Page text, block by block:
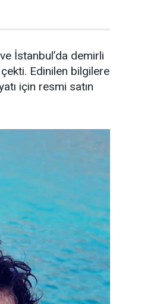
İstanbul’da demirli
Edinilen bilgilere
için resmi satın